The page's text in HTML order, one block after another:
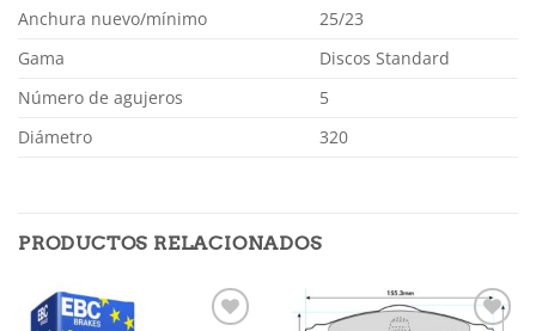
Anchura nuevo/mínimo
25/23
Gama
Discos Standard
Número de agujeros
5
Diámetro
320
PRODUCTOS RELACIONADOS